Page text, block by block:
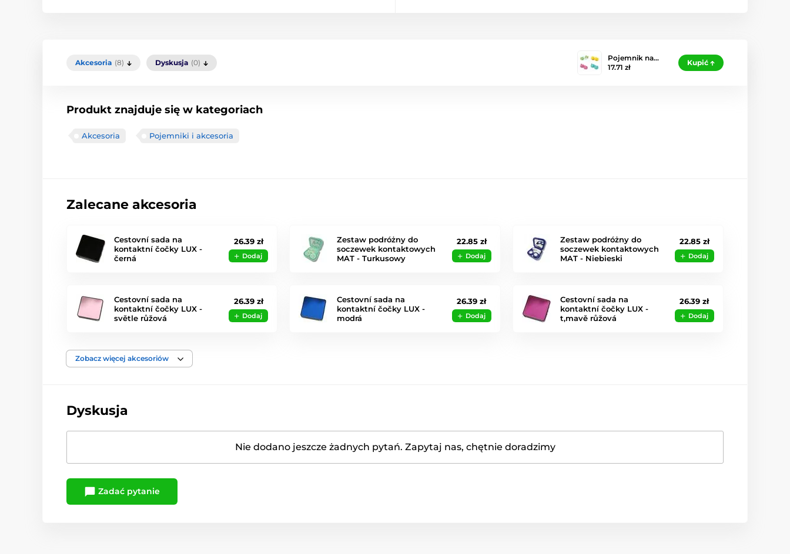
Akcesoria (8) Dyskusja (0)
Pojemnik na…
17.71 zł
Kupić
Produkt znajduje się w kategoriach
Akcesoria Pojemniki i akcesoria
Zalecane akcesoria
Cestovní sada na
kontaktní čočky LUX -
černá
26.39 zł
Dodaj
Zestaw podróżny do
soczewek kontaktowych
MAT - Turkusowy
22.85 zł
Dodaj
Zestaw podróżny do
soczewek kontaktowych
MAT - Niebieski
22.85 zł
Dodaj
Cestovní sada na
kontaktní čočky LUX -
světle růžová
26.39 zł
Dodaj
Cestovní sada na
kontaktní čočky LUX -
modrá
26.39 zł
Dodaj
Cestovní sada na
kontaktní čočky LUX -
t,mavě růžová
26.39 zł
Dodaj
Zobacz więcej akcesoriów
Dyskusja
Nie dodano jeszcze żadnych pytań. Zapytaj nas, chętnie doradzimy
Zadać pytanie